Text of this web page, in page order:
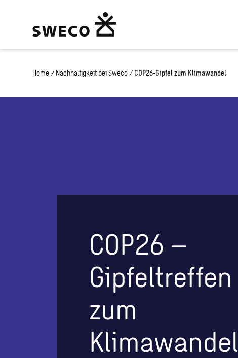
Home / Nachhaltigkeit bei Sweco / COP26-Gipfel zum Klimawandel
COP26 –
Gipfeltreffen
zum
Klimawandel